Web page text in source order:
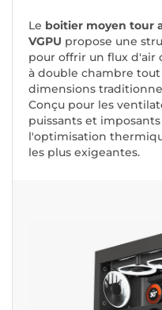
Le boitier moyen tour
VGPU propose une
pour offrir un flux d'air
à double chambre
dimensions
Conçu pour les
puissants et
l'optimisation
les plus exigeantes.